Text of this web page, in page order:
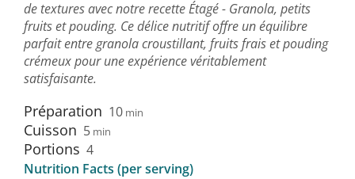
de textures avec notre recette Étagé - Granola, petits
fruits et pouding. Ce délice nutritif offre un équilibre
parfait entre granola croustillant, fruits frais et pouding
crémeux pour une expérience véritablement
satisfaisante.
Préparation 10 min
Cuisson 5 min
Portions 4
Nutrition Facts (per serving)